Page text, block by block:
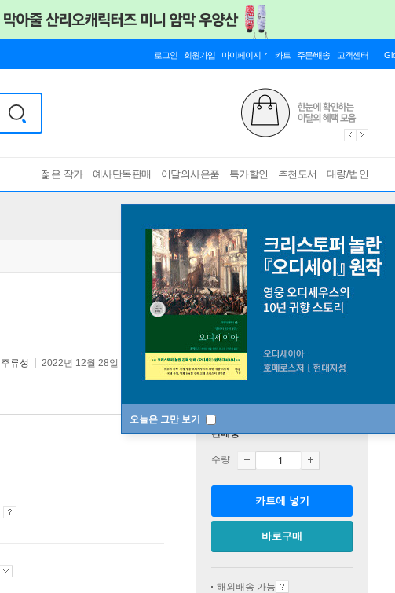
로그인 회원가입 마이페이지 카트 주문/배송 고객센터
젊은 작가 예사단독판매 이달의사은품 특가할인 추천도서 대량/법인
오늘은 그만 보기
주류성 2022년 12월 28일
판매중
수량
카트에 넣기
바로구매
해외배송 가능